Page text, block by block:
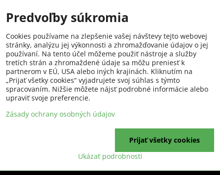
Predvoľby súkromia
Cookies používame na zlepšenie vašej návštevy tejto webovej
stránky, analýzu jej výkonnosti a zhromažďovanie údajov o jej
používaní. Na tento účel môžeme použiť nástroje a služby
tretích strán a zhromaždené údaje sa môžu preniesť k
partnerom v EÚ, USA alebo iných krajinách. Kliknutím na
„Prijať všetky cookies“ vyjadrujete svoj súhlas s týmto
spracovaním. Nižšie môžete nájsť podrobné informácie alebo
upraviť svoje preferencie.
Zásady ochrany osobných údajov
Ukázať podrobnosti
Prijať všetky cookies